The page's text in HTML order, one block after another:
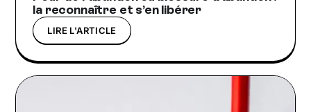
la reconnaître et s’en libérer
LIRE L'ARTICLE